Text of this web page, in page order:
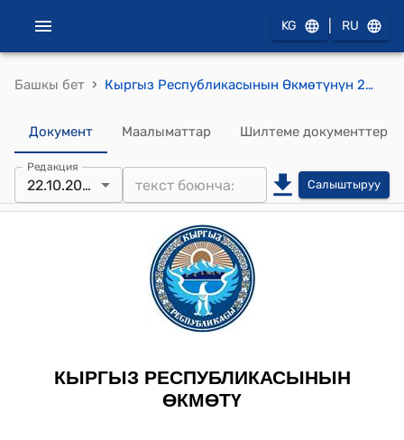
KG RU
Башкы бет › Кыргыз Республикасынын Өкмөтүнүн 2019-жылдын 7-октябрындагы № 525 "Электрондук кызмат көрсөтүүлөр мамлекеттик порталын пайдалануу эрежелерин бекитүү жөнүндө" токтому
Документ Маалыматтар Шилтеме документтер
Редакция
22.10.2025 Салыштыруу